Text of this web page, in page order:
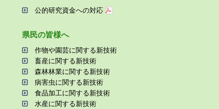
公的研究資金への対応
県⺠の皆様へ
作物や園芸に関する新技術
畜産に関する新技術
森林林業に関する新技術
病害⾍に関する新技術
⾷品加⼯に関する新技術
⽔産に関する新技術